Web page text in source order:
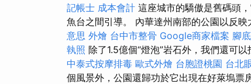
記帳士 成本會計 這座城市的驕傲是舊碼頭
魚台之間引導。 內華達州南部的公園以反
意思 外燴 台中市整骨 Google商家檔案 腳
執照 除了1.5億個“燈泡”岩石外，我們還可以
中泰式按摩排毒 歐式外燴 台胞證桃園 台北
個風景外，公園還歸功於它出現在好萊塢票